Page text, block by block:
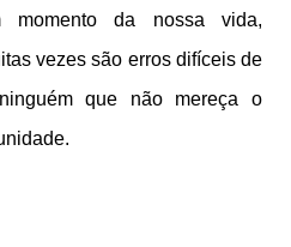
momento da nossa vida,
vezes são erros difíceis de
que não mereça o